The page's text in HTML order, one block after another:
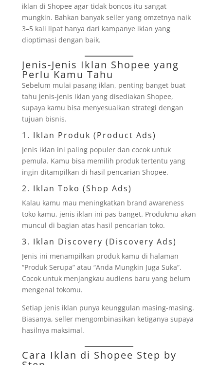
iklan di Shopee agar tidak boncos itu sangat
mungkin. Bahkan banyak seller yang omzetnya naik
3–5 kali lipat hanya dari kampanye iklan yang
dioptimasi dengan baik.
Jenis-Jenis Iklan Shopee yang
Perlu Kamu Tahu
Sebelum mulai pasang iklan, penting banget buat
tahu jenis-jenis iklan yang disediakan Shopee,
supaya kamu bisa menyesuaikan strategi dengan
tujuan bisnis.
1. Iklan Produk (Product Ads)
Jenis iklan ini paling populer dan cocok untuk
pemula. Kamu bisa memilih produk tertentu yang
ingin ditampilkan di hasil pencarian Shopee.
2. Iklan Toko (Shop Ads)
Kalau kamu mau meningkatkan brand awareness
toko kamu, jenis iklan ini pas banget. Produkmu akan
muncul di bagian atas hasil pencarian toko.
3. Iklan Discovery (Discovery Ads)
Jenis ini menampilkan produk kamu di halaman
“Produk Serupa” atau “Anda Mungkin Juga Suka”.
Cocok untuk menjangkau audiens baru yang belum
mengenal tokomu.
Setiap jenis iklan punya keunggulan masing-masing.
Biasanya, seller mengombinasikan ketiganya supaya
hasilnya maksimal.
Cara Iklan di Shopee Step by